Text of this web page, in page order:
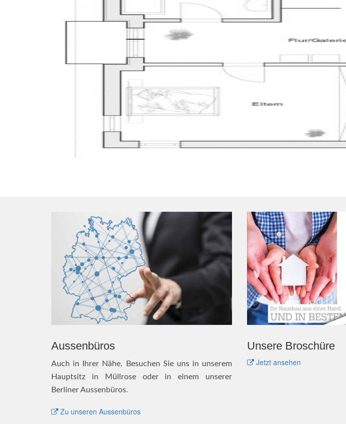
Aussenbüros
Auch in Ihrer Nähe. Besuchen Sie uns in unserem
Hauptsitz in Müllrose oder in einem unserer
Berliner Aussenbüros.
Zu unseren Aussenbüros
Unsere Broschüre
Jetzt ansehen